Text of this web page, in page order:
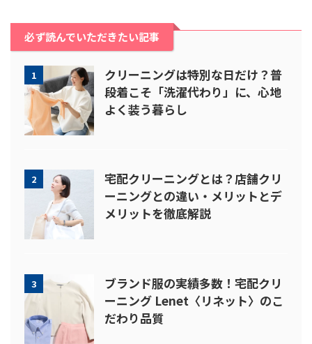
必ず読んでいただきたい記事
1
クリーニングは特別な日だけ？普
段着こそ「洗濯代わり」に、心地
よく装う暮らし
2
宅配クリーニングとは？店舗クリ
ーニングとの違い・メリットとデ
メリットを徹底解説
3
ブランド服の実績多数！宅配クリ
ーニング Lenet〈リネット〉のこ
だわり品質